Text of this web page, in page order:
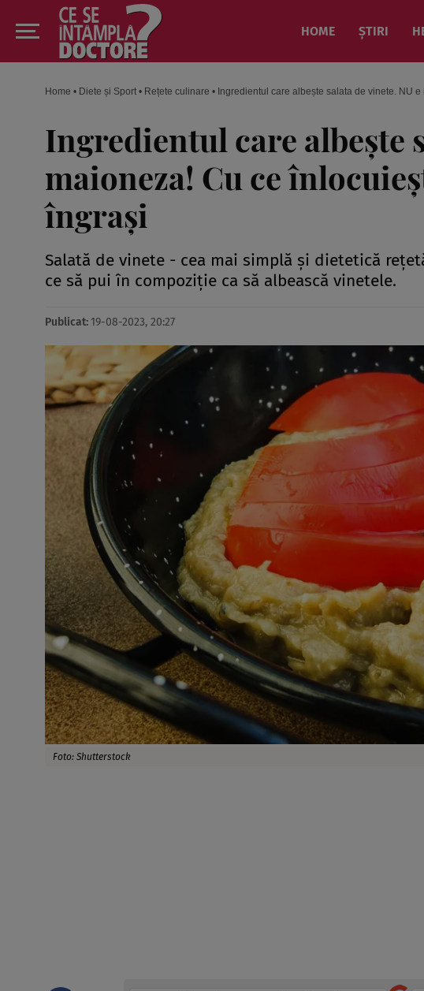
HOME ȘTIRI
Home • Diete și Sport • Rețete culinare • Ingredientul care albește salata de vinete. NU
Ingredientul care albește
maioneza! Cu ce
îngrași
Salată de vinete - cea mai simplă și dietetică
ce să pui în compoziție ca să albească vinetele.
Publicat: 19-08-2023, 20:27
Foto: Shutterstock